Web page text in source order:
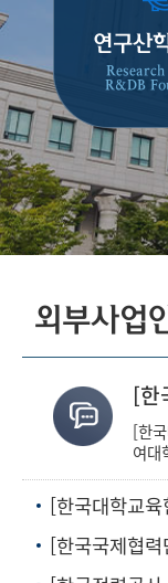
연구산
R&DB
외부사업
[한
여대
구
기여